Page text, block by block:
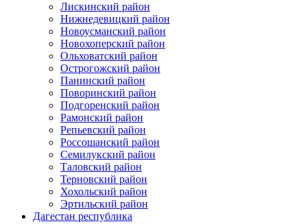
Лискинский район
Нижнедевицкий район
Новоусманский район
Новохоперский район
Ольховатский район
Острогожский район
Панинский район
Поворинский район
Подгоренский район
Рамонский район
Репьевский район
Россошанский район
Семилукский район
Таловский район
Терновский район
Хохольский район
Эртильский район
Дагестан республика